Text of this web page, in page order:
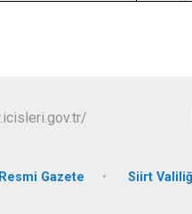
Resmi Gazete Siirt